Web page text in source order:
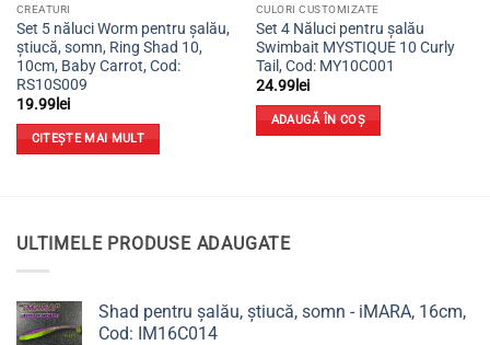
CREATURI
Set 5 năluci Worm pentru șalău,
știucă, somn, Ring Shad 10,
10cm, Baby Carrot, Cod:
RS10S009
19.99lei
CITEȘTE MAI MULT
CULORI CUSTOMIZATE
Set 4 Năluci pentru șalău
Swimbait MYSTIQUE 10 Curly
Tail, Cod: MY10C001
24.99lei
ADAUGĂ ÎN COȘ
ULTIMELE PRODUSE ADAUGATE
Shad pentru șalău, știucă, somn - iMARA, 16cm,
Cod: IM16C014